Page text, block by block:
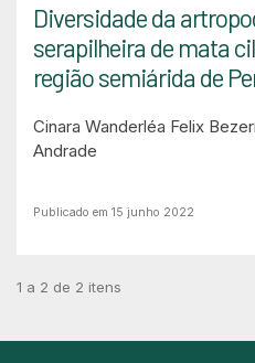
Diversidade da
serapilheira de mata
região semiárida de
Cinara Wanderléa Felix
Andrade
Publicado em 15 junho 2022
1 a 2 de 2 itens